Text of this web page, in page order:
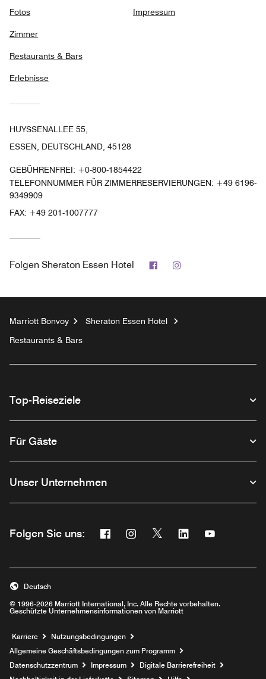
Fotos
Zimmer
Restaurants & Bars
Erlebnisse
Impressum
HUYSSENALLEE 55,
ESSEN, DEUTSCHLAND, 45128
GEBÜHRENFREI: +0-800-1854422
TELEFONNUMMER FÜR ZIMMERRESERVIERUNGEN: +49 6196-
9349909
FAX: +49 201-1007777
Folgen Sheraton Essen Hotel Facebook
Marriott Bonvoy
Sheraton Essen Hotel
Restaurants & Bars
Top-Reiseziele
Für Gäste
Unser Unternehmen
Folgen Sie uns: Facebook
Opens a new window
Instagram
Opens a new window
Twitter
Opens a new window
Linkedin
Opens a new
Opens a
© 1996-2026 Marriott International, Inc. Alle Rechte vorbehalten.
Geschützte Unternehmensinformationen von Marriott
Deutsch
Karriere Opens a new window
Nutzungsbedingungen
Allgemeine Geschäftsbedingungen zum Programm
Datenschutzzentrum
Impressum
Digitale Barrierefreiheit